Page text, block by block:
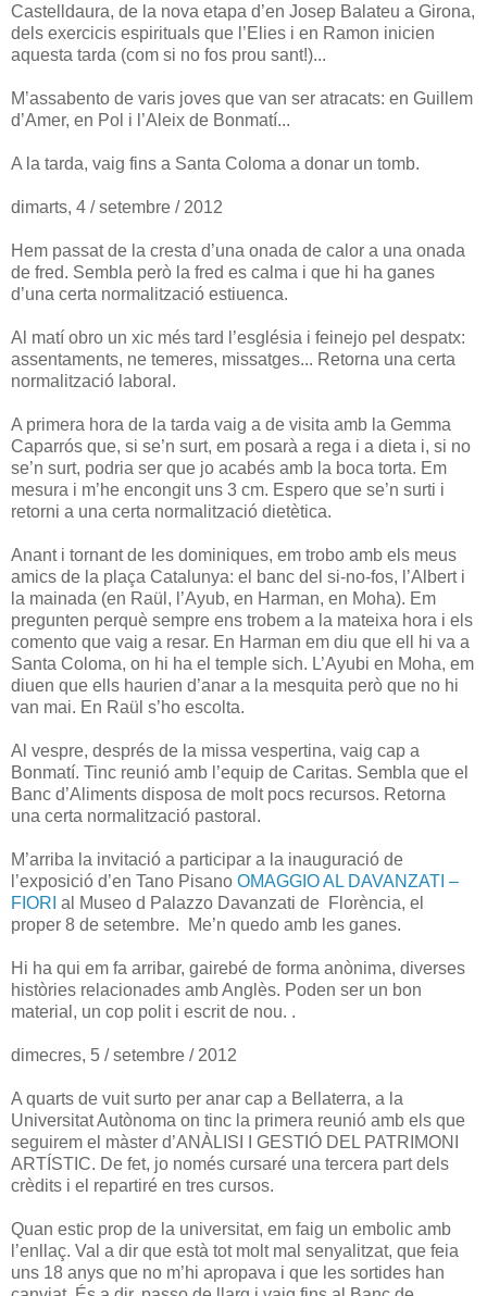
Castelldaura, de la nova etapa d’en Josep Balateu a Girona,
dels exercicis espirituals que l’Elies i en Ramon inicien
aquesta tarda (com si no fos prou sant!)...
M’assabento de varis joves que van ser atracats: en Guillem
d’Amer, en Pol i l’Aleix de Bonmatí...
A la tarda, vaig fins a Santa Coloma a donar un tomb.
dimarts, 4 / setembre / 2012
Hem passat de la cresta d’una onada de calor a una onada
de fred. Sembla però la fred es calma i que hi ha ganes
d’una certa normalització estiuenca.
Al matí obro un xic més tard l’església i feinejo pel despatx:
assentaments, ne temeres, missatges... Retorna una certa
normalització laboral.
A primera hora de la tarda vaig a de visita amb la Gemma
Caparrós que, si se’n surt, em posarà a rega i a dieta i, si no
se’n surt, podria ser que jo acabés amb la boca torta. Em
mesura i m’he encongit uns 3 cm. Espero que se’n surti i
retorni a una certa normalització dietètica.
Anant i tornant de les dominiques, em trobo amb els meus
amics de la plaça Catalunya: el banc del si-no-fos, l’Albert i
la mainada (en Raül, l’Ayub, en Harman, en Moha). Em
pregunten perquè sempre ens trobem a la mateixa hora i els
comento que vaig a resar. En Harman em diu que ell hi va a
Santa Coloma, on hi ha el temple sich. L’Ayubi en Moha, em
diuen que ells haurien d’anar a la mesquita però que no hi
van mai. En Raül s’ho escolta.
Al vespre, després de la missa vespertina, vaig cap a
Bonmatí. Tinc reunió amb l’equip de Caritas. Sembla que el
Banc d’Aliments disposa de molt pocs recursos. Retorna
una certa normalització pastoral.
M’arriba la invitació a participar a la inauguració de
l’exposició d’en Tano Pisano OMAGGIO AL DAVANZATI –
FIORI al Museo d Palazzo Davanzati de Florència, el
proper 8 de setembre.
Me’n quedo amb les ganes.
Hi ha qui em fa arribar, gairebé de forma anònima, diverses
històries relacionades amb Anglès. Poden ser un bon
material, un cop polit i escrit de nou. .
dimecres, 5 / setembre / 2012
A quarts de vuit surto per anar cap a Bellaterra, a la
Universitat Autònoma on tinc la primera reunió amb els que
seguirem el màster d’ANÀLISI I GESTIÓ DEL PATRIMONI
ARTÍSTIC. De fet, jo només cursaré una tercera part dels
crèdits i el repartiré en tres cursos.
Quan estic prop de la universitat, em faig un embolic amb
l’enllaç. Val a dir que està tot molt mal senyalitzat, que feia
uns 18 anys que no m’hi apropava i que les sortides han